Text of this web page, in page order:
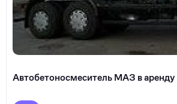
Автобетоносмеситель МАЗ в аренду